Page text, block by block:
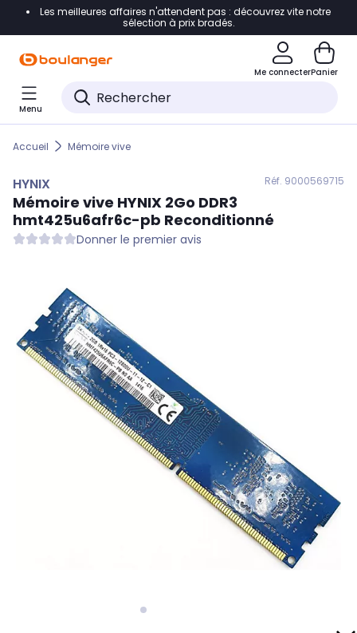
Accéder directement à la navigation
Accéder directement au pied de page
Accéder directement au chatbot
Les meilleures affaires n'attendent pas : découvrez vite notre
sélection à prix bradés.
Me connecterPanier
Menu
Accueil Mémoire vive
HYNIX Réf. 9000569715
Mémoire vive HYNIX 2Go DDR3
hmt425u6afr6c-pb Reconditionné
Donner le premier avis